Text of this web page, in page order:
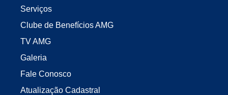
Serviços
Clube de Benefícios AMG
TV AMG
Galeria
Fale Conosco
Atualização Cadastral